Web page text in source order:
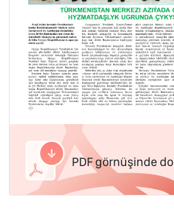
PDF görnüşinde